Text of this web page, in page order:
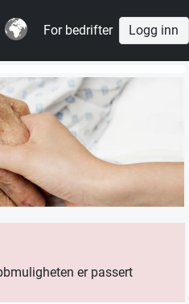
For bedrifter Logg inn
er passert